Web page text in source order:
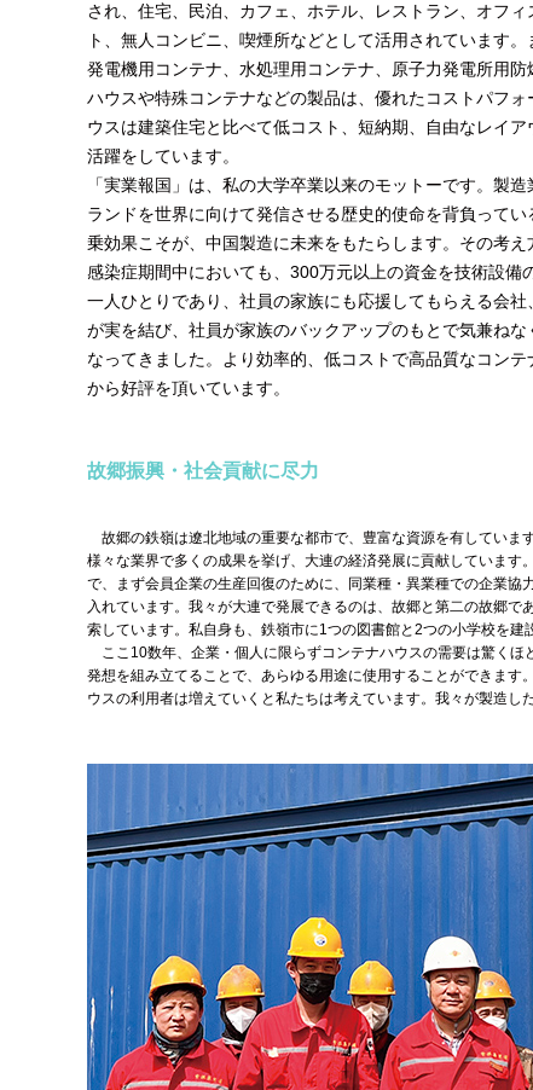
され、住宅、民泊、カフェ、ホテル、レストラン、オフ
ト、無人コンビニ、喫煙所などとして活用されています
発電機用コンテナ、水処理用コンテナ、原子力発電所用
ハウスや特殊コンテナなどの製品は、優れたコストパフ
ウスは建築住宅と比べて低コスト、短納期、自由なレイ
活躍をしています。
「実業報国」は、私の大学卒業以来のモットーです。製
ランドを世界に向けて発信させる歴史的使命を背負って
乗効果こそが、中国製造に未来をもたらします。その考
感染症期間中においても、300万元以上の資金を技術設
一人ひとりであり、社員の家族にも応援してもらえる会
が実を結び、社員が家族のバックアップのもとで気兼ね
なってきました。より効率的、低コストで高品質なコン
から好評を頂いています。
故郷振興・社会貢献に尽力
故郷の鉄嶺は遼北地域の重要な都市で、豊富な資源を有していま
様々な業界で多くの成果を挙げ、大連の経済発展に貢献していま
で、まず会員企業の生産回復のために、同業種・異業種での企業
入れています。我々が大連で発展できるのは、故郷と第二の故郷
索しています。私自身も、鉄嶺市に1つの図書館と2つの小学校を建
ここ10数年、企業・個人に限らずコンテナハウスの需要は驚く
発想を組み立てることで、あらゆる用途に使用することができま
ウスの利用者は増えていくと私たちは考えています。我々が製造し